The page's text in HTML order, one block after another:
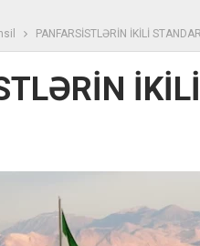
PANFARSİSTLƏRİN İKİLİ